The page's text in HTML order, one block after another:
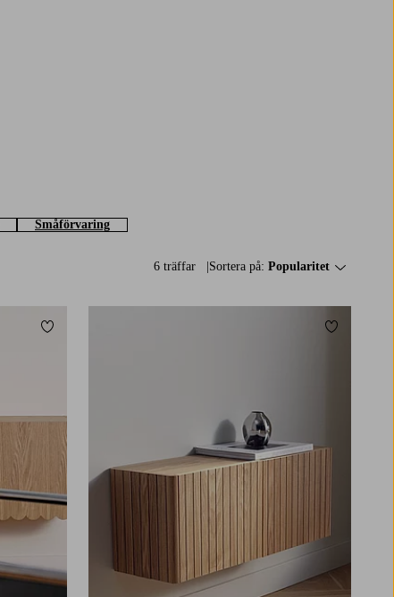
Småförvaring
6 träffar Sortera på: Popularitet
Lägg till i favoriter Lägg till i